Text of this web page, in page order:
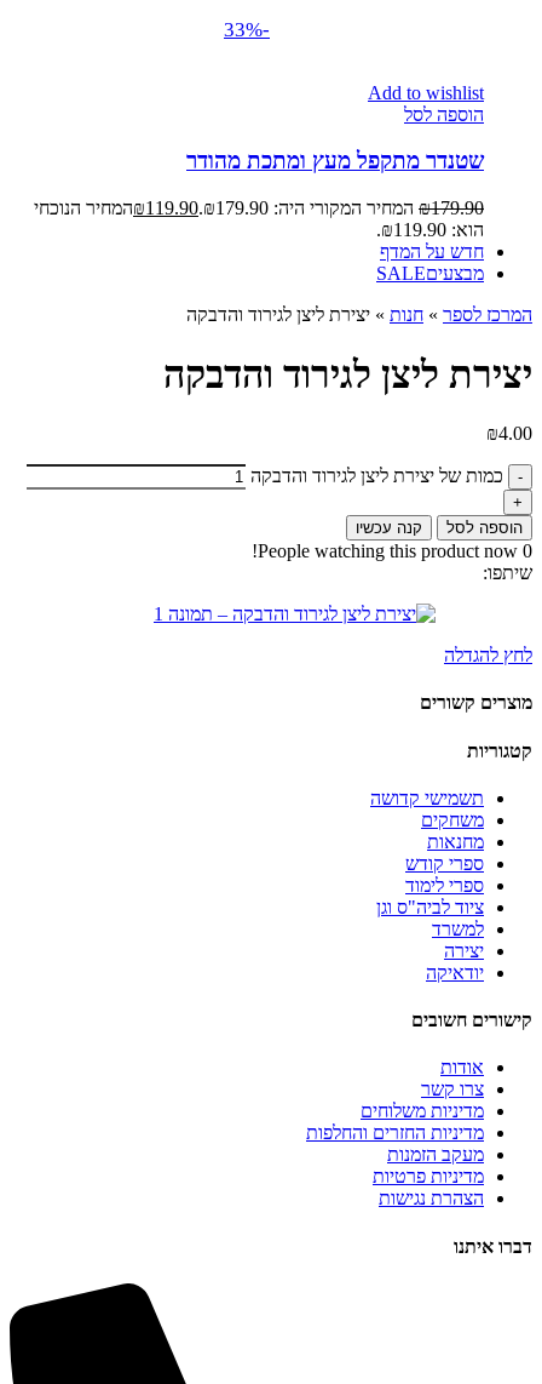
-33%
Add to wishlist
הוספה לסל
שטנדר מתקפל מעץ ומתכת מהודר
₪179.90 המחיר המקורי היה: ₪179.90. ₪119.90
המחיר הנוכחי
הוא: ₪119.90.
חדש על המדף
מבצעיםSALE
המרכז לספר » חנות » יצירת ליצן לגירוד והדבקה
יצירת ליצן לגירוד והדבקה
₪4.00
כמות של יצירת ליצן לגירוד והדבקה
הוספה לסל קנה עכשיו
0
People watching this product now!
שיתפו:
לחץ להגדלה
מוצרים קשורים
קטגוריות
תשמישי קדושה
משחקים
מחנאות
ספרי קודש
ספרי לימוד
ציוד לביה"ס וגן
למשרד
יצירה
יודאיקה
קישורים חשובים
אודות
צרו קשר
מדיניות משלוחים
מדיניות החזרים והחלפות
מעקב הזמנות
מדיניות פרטיות
הצהרת נגישות
דברו איתנו